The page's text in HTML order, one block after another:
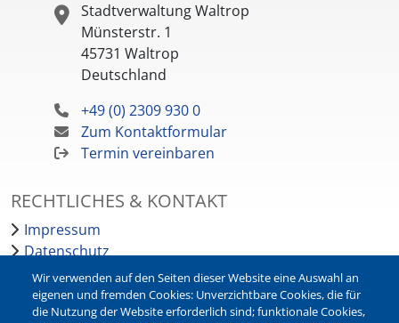
Stadtverwaltung Waltrop
Münsterstr. 1
45731 Waltrop
Deutschland
+49 (0) 2309 930 0
Zum Kontaktformular
Termin vereinbaren
RECHTLICHES & KONTAKT
Impressum
Datenschutz
Barrierefreiheit
Leichte Sprache
Bankverbindungen
Wir verwenden auf den Seiten dieser Website eine Auswahl an
eigenen und fremden Cookies: Unverzichtbare Cookies, die für
die Nutzung der Website erforderlich sind; funktionale Cookies,